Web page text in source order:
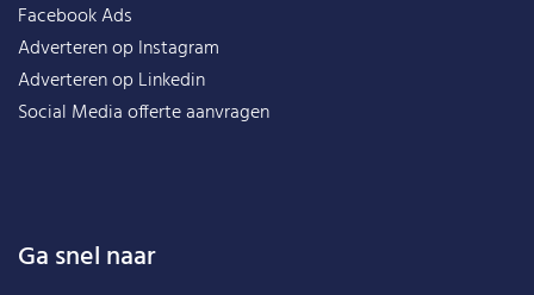
Facebook Ads
Adverteren op Instagram
Adverteren op Linkedin
Social Media offerte aanvragen
Ga snel naar